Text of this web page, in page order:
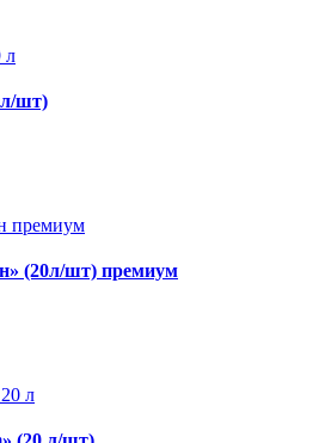
шт)
(20л/шт) премиум